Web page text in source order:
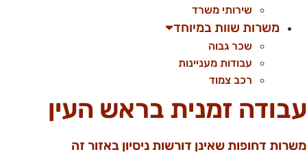
שירותי משרד
משרות שוות במיוחד
שכר גבוה
עבודות מעניינות
רכב צמוד
זמנית בראש העין
דחופות שאינן דורשות ניסיון באזור זה